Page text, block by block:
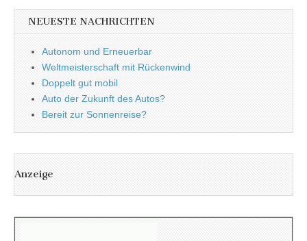
NEUESTE NACHRICHTEN
Autonom und Erneuerbar
Weltmeisterschaft mit Rückenwind
Doppelt gut mobil
Auto der Zukunft des Autos?
Bereit zur Sonnenreise?
Anzeige